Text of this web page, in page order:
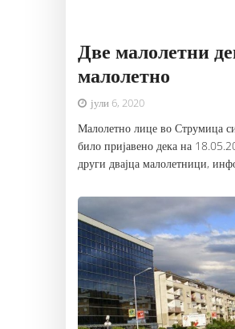
Две малолетни
малолетно
јули 6, 2020
Малолетно лице во Струмица
било пријавено дека на
други двајца малолетници,